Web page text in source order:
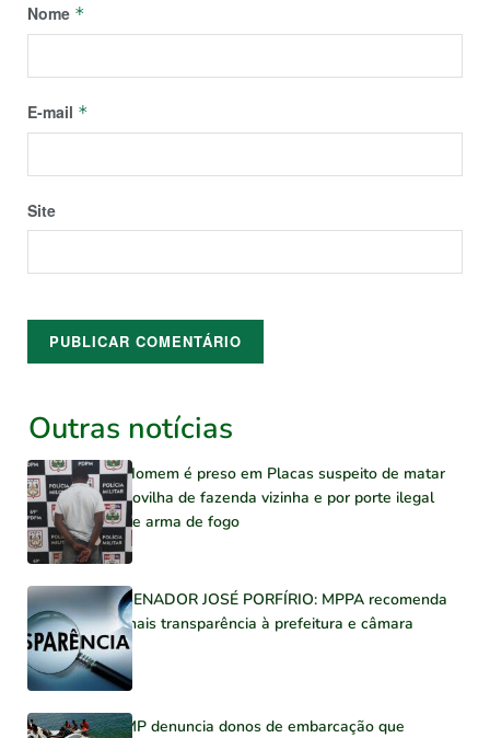
Nome *
E-mail *
Site
Outras notícias
Homem é preso em Placas suspeito de matar
novilha de fazenda vizinha e por porte ilegal
de arma de fogo
SENADOR JOSÉ PORFÍRIO: MPPA recomenda
mais transparência à prefeitura e câmara
MP denuncia donos de embarcação que